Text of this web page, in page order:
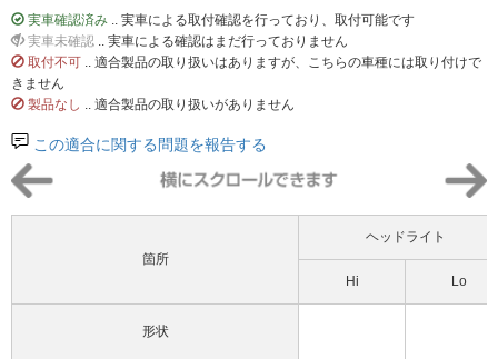
実車確認済み .. 実車による取付確認を行っており、取付可能です
実車未確認 .. 実車による確認はまだ行っておりません
取付不可 .. 適合製品の取り扱いはありますが、こちらの車種には取り付けで
きません
製品なし .. 適合製品の取り扱いがありません
この適合に関する問題を報告する
箇所
ヘッドライト
Hi Lo
形状